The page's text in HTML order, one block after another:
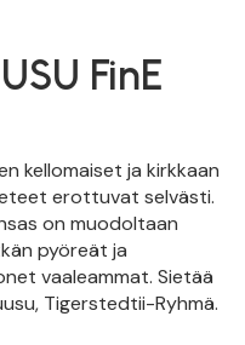
FinE
kellomaiset ja kirkkaan
erottuvat selvästi.
on muodoltaan
pyöreät ja
vaaleammat. Sietää
Tigerstedtii-Ryhmä.